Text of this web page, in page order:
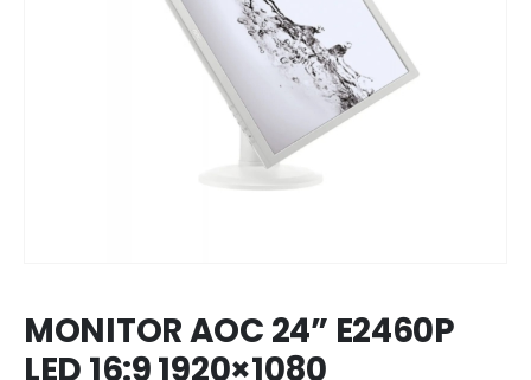
MONITOR AOC 24” E2460P
LED 16:9 1920×1080